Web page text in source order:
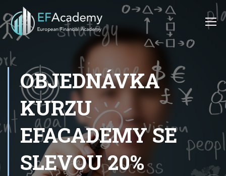
OBJEDNÁVKA
KURZU
EFACADEMY SE
SLEVOU 20%